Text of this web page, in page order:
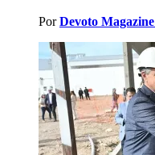
Por Devoto Magazine